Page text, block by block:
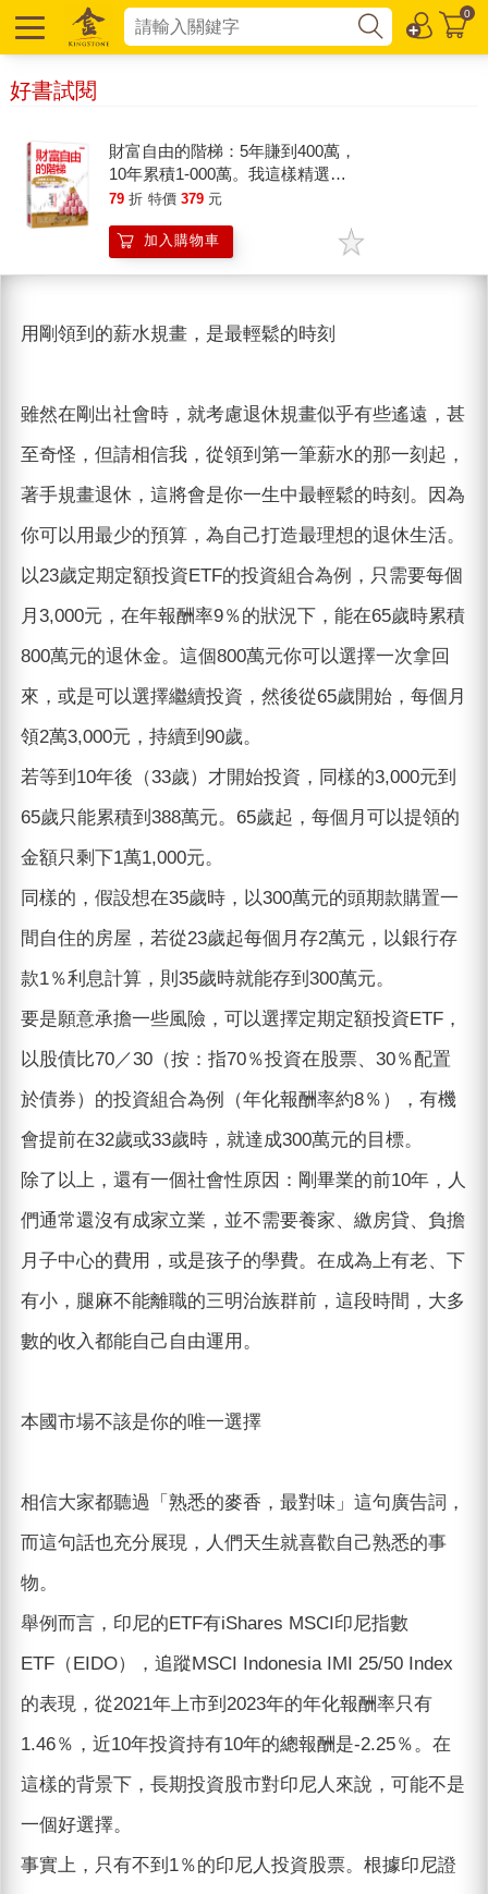
0
好書試閱
財富自由的階梯：5年賺到400萬，
10年累積1-000萬。我這樣精選
ETF，年賺20％。
79 折 特價 379 元
加入購物車
用剛領到的薪水規畫，是最輕鬆的時刻
雖然在剛出社會時，就考慮退休規畫似乎有些遙遠，甚
至奇怪，但請相信我，從領到第一筆薪水的那一刻起，
著手規畫退休，這將會是你一生中最輕鬆的時刻。因為
你可以用最少的預算，為自己打造最理想的退休生活。
以23歲定期定額投資ETF的投資組合為例，只需要每個
月3,000元，在年報酬率9％的狀況下，能在65歲時累積
800萬元的退休金。這個800萬元你可以選擇一次拿回
來，或是可以選擇繼續投資，然後從65歲開始，每個月
領2萬3,000元，持續到90歲。
若等到10年後（33歲）才開始投資，同樣的3,000元到
65歲只能累積到388萬元。65歲起，每個月可以提領的
金額只剩下1萬1,000元。
同樣的，假設想在35歲時，以300萬元的頭期款購置一
間自住的房屋，若從23歲起每個月存2萬元，以銀行存
款1％利息計算，則35歲時就能存到300萬元。
要是願意承擔一些風險，可以選擇定期定額投資ETF，
以股債比70／30（按：指70％投資在股票、30％配置
於債券）的投資組合為例（年化報酬率約8％），有機
會提前在32歲或33歲時，就達成300萬元的目標。
除了以上，還有一個社會性原因：剛畢業的前10年，人
們通常還沒有成家立業，並不需要養家、繳房貸、負擔
月子中心的費用，或是孩子的學費。在成為上有老、下
有小，腿麻不能離職的三明治族群前，這段時間，大多
數的收入都能自己自由運用。
本國市場不該是你的唯一選擇
相信大家都聽過「熟悉的麥香，最對味」這句廣告詞，
而這句話也充分展現，人們天生就喜歡自己熟悉的事
物。
舉例而言，印尼的ETF有iShares MSCI印尼指數
ETF（EIDO），追蹤MSCI Indonesia IMI 25/50 Index
的表現，從2021年上市到2023年的年化報酬率只有
1.46％，近10年投資持有10年的總報酬是-2.25％。在
這樣的背景下，長期投資股市對印尼人來說，可能不是
一個好選擇。
事實上，只有不到1％的印尼人投資股票。根據印尼證